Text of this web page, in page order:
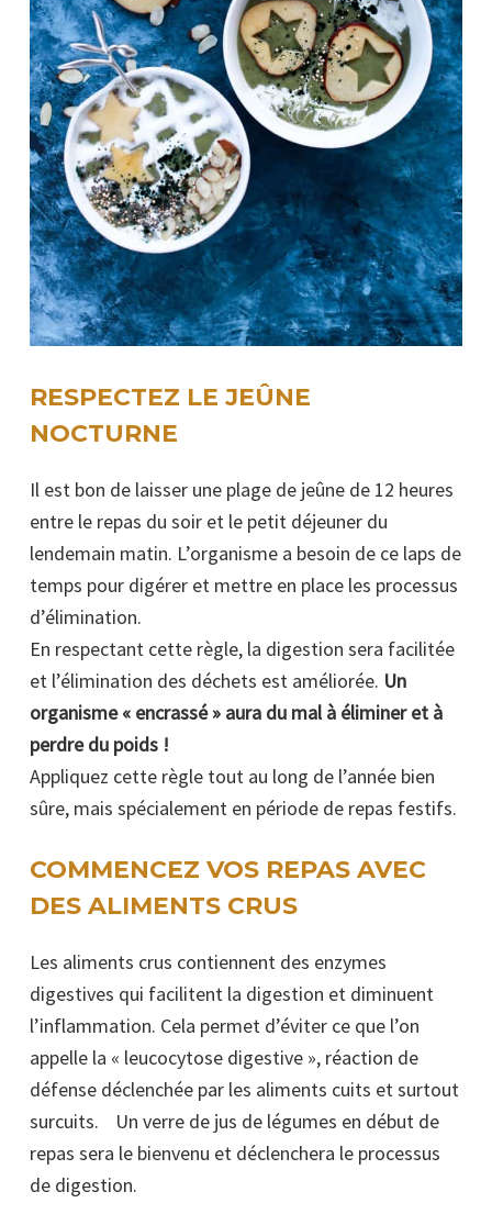
RESPECTEZ LE JEÛNE
NOCTURNE
Il est bon de laisser une plage de jeûne de 12 heures
entre le repas du soir et le petit déjeuner du
lendemain matin. L’organisme a besoin de ce laps de
temps pour digérer et mettre en place les processus
d’élimination.
En respectant cette règle, la digestion sera facilitée
et l’élimination des déchets est améliorée. Un
organisme « encrassé » aura du mal à éliminer et à
perdre du poids !
Appliquez cette règle tout au long de l’année bien
sûre, mais spécialement en période de repas festifs.
COMMENCEZ VOS REPAS AVEC
DES ALIMENTS CRUS
Les aliments crus contiennent des enzymes
digestives qui facilitent la digestion et diminuent
l’inflammation. Cela permet d’éviter ce que l’on
appelle la « leucocytose digestive », réaction de
défense déclenchée par les aliments cuits et surtout
surcuits. Un verre de jus de légumes en début de
repas sera le bienvenu et déclenchera le processus
de digestion.